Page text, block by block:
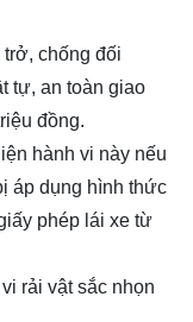
trở, chống đối
tự, an toàn giao
đồng.
hành vi này nếu
áp dụng hình thức
phép lái xe từ
rải vật sắc nhọn